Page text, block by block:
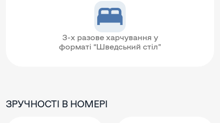
3-х разове харчування у
форматі “Шведський стіл”
ЗРУЧНОСТІ В НОМЕРІ